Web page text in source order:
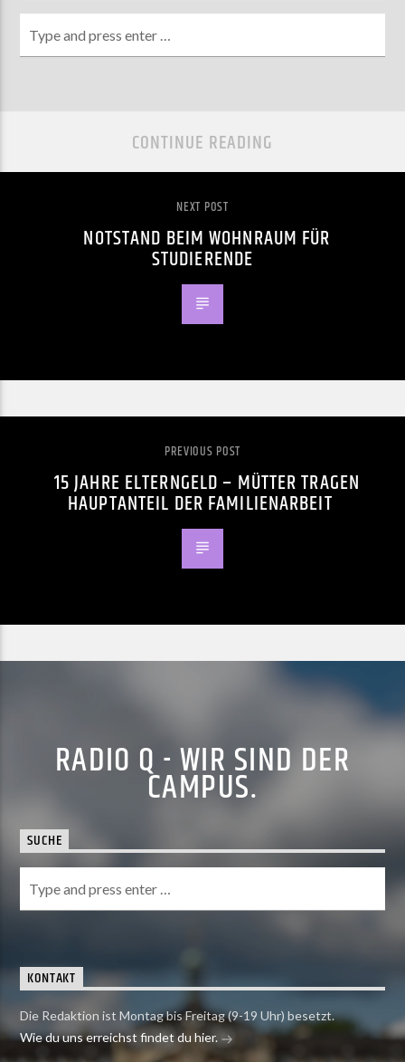
CONTINUE READING
NEXT POST
NOTSTAND BEIM WOHNRAUM FÜR
STUDIERENDE
PREVIOUS POST
15 JAHRE ELTERNGELD – MÜTTER TRAGEN
HAUPTANTEIL DER FAMILIENARBEIT
RADIO Q - WIR SIND DER
CAMPUS.
SUCHE
KONTAKT
Die Redaktion ist Montag bis Freitag (9-19 Uhr) besetzt.
Wie du uns erreichst findet du hier.